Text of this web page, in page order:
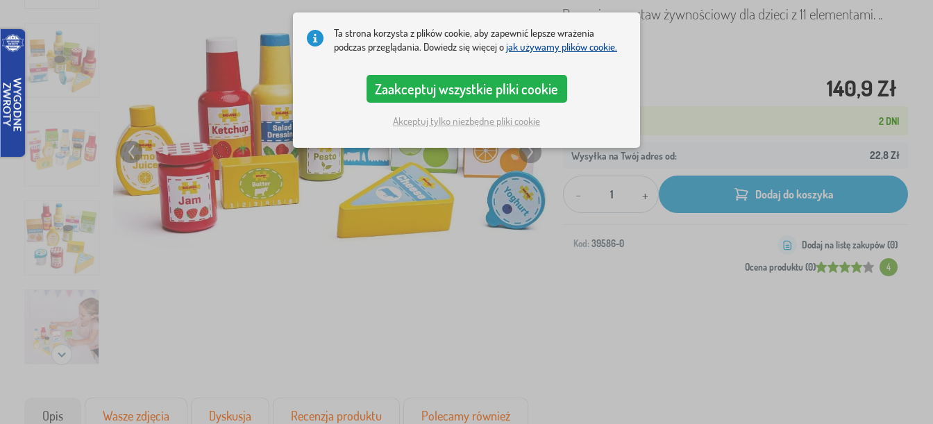
Drewniany zestaw żywnościowy dla dzieci z 11 elementami. ..
więcej
140,9 Zł
2 DNI
Wysyłka na Twój adres od: 22,8 Zł
- + Dodaj do koszyka
Kod: 39586-0
Ocena produktu (0) 4
Dodaj na listę zakupów (0)
Opis Wasze zdjęcia Dyskusja Recenzja produktu Polecamy również
Ta strona korzysta z plików cookie, aby zapewnić lepsze wrażenia
podczas przeglądania. Dowiedz się więcej ojak używamy plików cookie.
Zaakceptuj wszystkie pliki cookie
Akceptuj tylko niezbędne pliki cookie